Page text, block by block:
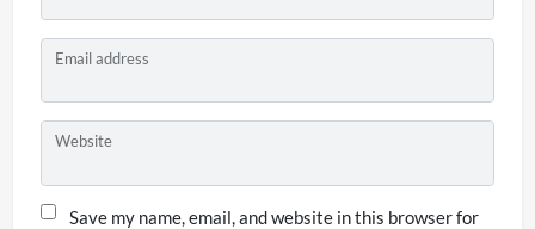
Email address
Website
Save my name, email, and website in this browser for